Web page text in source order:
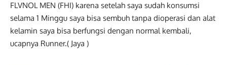
FLVNOL MEN (FHI) karena setelah saya sudah konsumsi
selama 1 Minggu saya bisa sembuh tanpa dioperasi dan alat
kelamin saya bisa berfungsi dengan normal kembali,
ucapnya Runner.( Jaya )